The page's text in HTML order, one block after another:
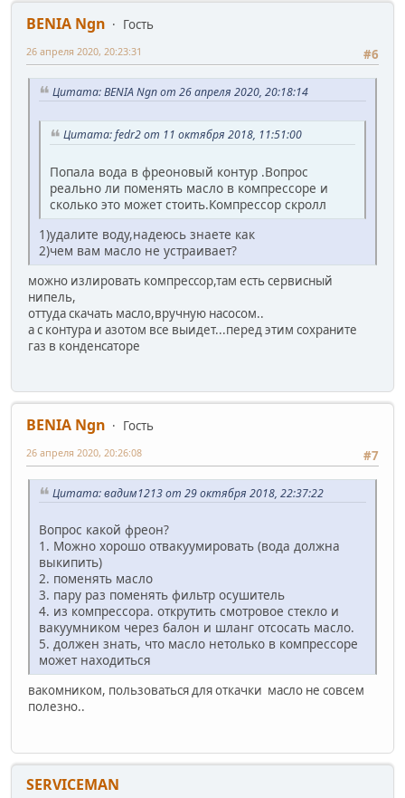
BENIA Ngn
Гость
#6
26 апреля 2020, 20:23:31
Цитата: BENIA Ngn от 26 апреля 2020, 20:18:14
Цитата: fedr2 от 11 октября 2018, 11:51:00
Попала вода в фреоновый контур .Вопрос
реально ли поменять масло в компрессоре и
сколько это может стоить.Компрессор скролл
1)удалите воду,надеюсь знаете как
2)чем вам масло не устраивает?
можно излировать компрессор,там есть сервисный
нипель,
оттуда скачать масло,вручную насосом..
а с контура и азотом все выидет...перед этим сохраните
газ в конденсаторе
BENIA Ngn
Гость
#7
26 апреля 2020, 20:26:08
Цитата: вадим1213 от 29 октября 2018, 22:37:22
Вопрос какой фреон?
1. Можно хорошо отвакуумировать (вода должна
выкипить)
2. поменять масло
3. пару раз поменять фильтр осушитель
4. из компрессора. открутить смотровое стекло и
вакуумником через балон и шланг отсосать масло.
5. должен знать, что масло нетолько в компрессоре
может находиться
вакомником, пользоваться для откачки масло не совсем
полезно..
SERVICEMAN